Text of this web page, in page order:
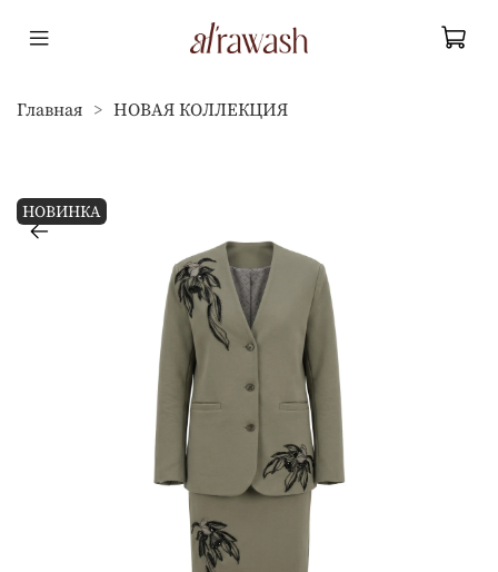
Главная НОВАЯ КОЛЛЕКЦИЯ
НОВИНКА